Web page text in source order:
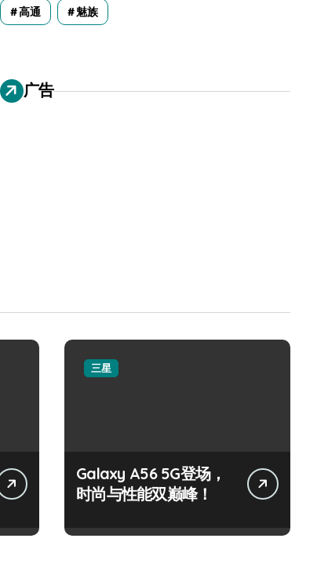
高通 魅族
广告
三星
Galaxy A56 5G登场，
时尚与性能双巅峰！